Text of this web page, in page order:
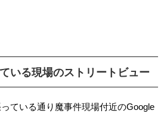
いる現場のストリートビュー
ている通り魔事件現場付近のGoogle